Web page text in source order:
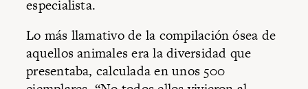
especialista.
Lo más llamativo de la compilación ósea de
aquellos animales era la diversidad que
presentaba, calculada en unos 500